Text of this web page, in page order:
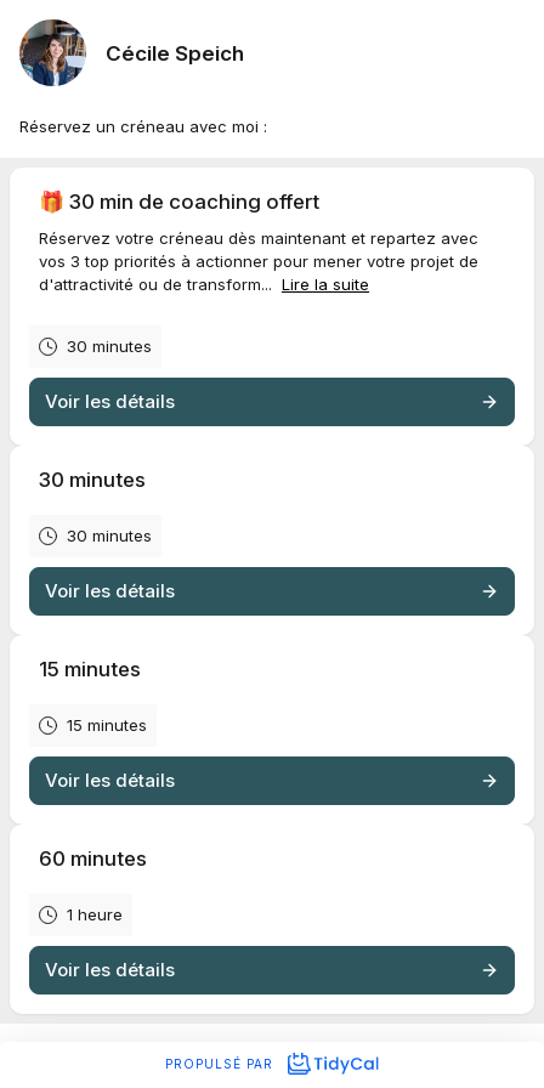
Cécile Speich
Réservez un créneau avec moi :
🎁 30 min de coaching offert
Réservez votre créneau dès maintenant et repartez avec
vos 3 top priorités à actionner pour mener votre projet de
d'attractivité ou de transform... Lire la suite
30 minutes
Voir les détails
30 minutes
30 minutes
Voir les détails
15 minutes
15 minutes
Voir les détails
60 minutes
1 heure
Voir les détails
PROPULSÉ PAR